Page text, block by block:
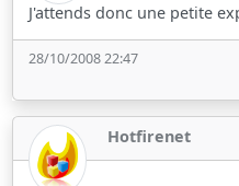
J'attends donc une petite
28/10/2008 22:47
Hotfirenet